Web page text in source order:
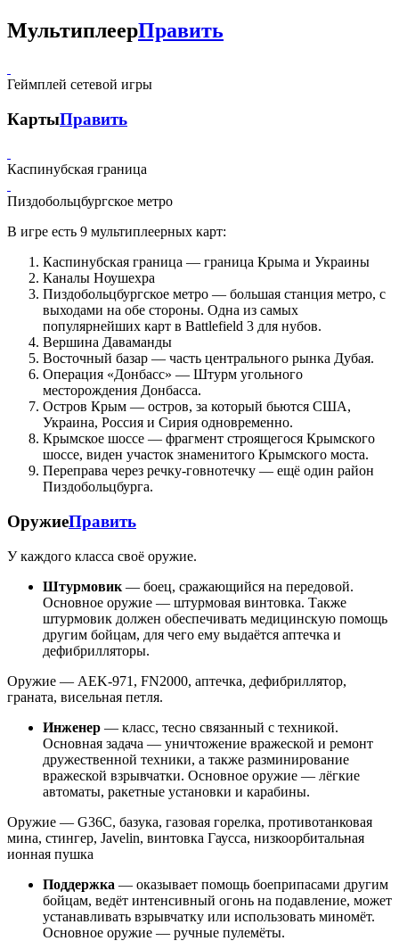
МультиплеерПравить
Геймплей сетевой игры
КартыПравить
Каспинубская граница
Пиздобольцбургское метро
В игре есть 9 мультиплеерных карт:
Каспинубская граница — граница Крыма и Украины
Каналы Ноушехра
Пиздобольцбургское метро — большая станция метро, с
выходами на обе стороны. Одна из самых
популярнейших карт в Battlefield 3 для нубов.
Вершина Даваманды
Восточный базар — часть центрального рынка Дубая.
Операция «Донбасс» — Штурм угольного
месторождения Донбасса.
Остров Крым — остров, за который бьются США,
Украина, Россия и Сирия одновременно.
Крымское шоссе — фрагмент строящегося Крымского
шоссе, виден участок знаменитого Крымского моста.
Переправа через речку-говнотечку — ещё один район
Пиздобольцбурга.
ОружиеПравить
У каждого класса своё оружие.
Штурмовик — боец, сражающийся на передовой.
Основное оружие — штурмовая винтовка. Также
штурмовик должен обеспечивать медицинскую помощь
другим бойцам, для чего ему выдаётся аптечка и
дефибрилляторы.
Оружие — AEK-971, FN2000, аптечка, дефибриллятор,
граната, висельная петля.
Инженер — класс, тесно связанный с техникой.
Основная задача — уничтожение вражеской и ремонт
дружественной техники, а также разминирование
вражеской взрывчатки. Основное оружие — лёгкие
автоматы, ракетные установки и карабины.
Оружие — G36C, базука, газовая горелка, противотанковая
мина, стингер, Javelin, винтовка Гаусса, низкоорбитальная
ионная пушка
Поддержка — оказывает помощь боеприпасами другим
бойцам, ведёт интенсивный огонь на подавление, может
устанавливать взрывчатку или использовать миномёт.
Основное оружие — ручные пулемёты.